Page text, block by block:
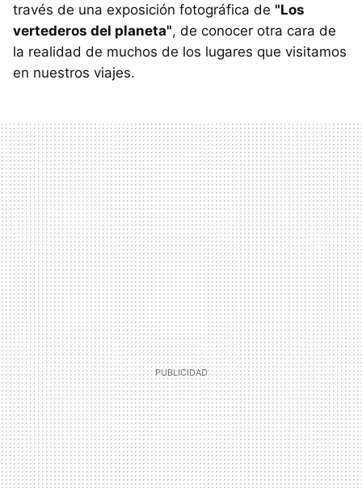
través de una exposición fotográfica de "Los
vertederos del planeta", de conocer otra cara de
la realidad de muchos de los lugares que visitamos
en nuestros viajes.